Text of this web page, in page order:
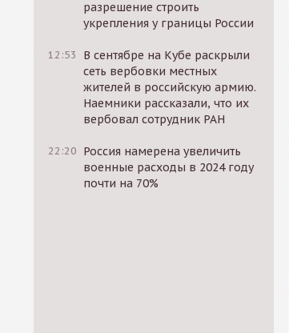
разрешение строить
укрепления у границы России
12:53
В сентябре на Кубе раскрыли
сеть вербовки местных
жителей в российскую армию.
Наемники рассказали, что их
вербовал сотрудник РАН
22:20 Россия намерена увеличить
военные расходы в 2024 году
почти на 70%